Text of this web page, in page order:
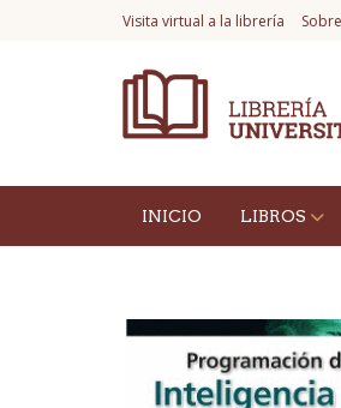
Visita virtual a la librería
INICIO LIBROS